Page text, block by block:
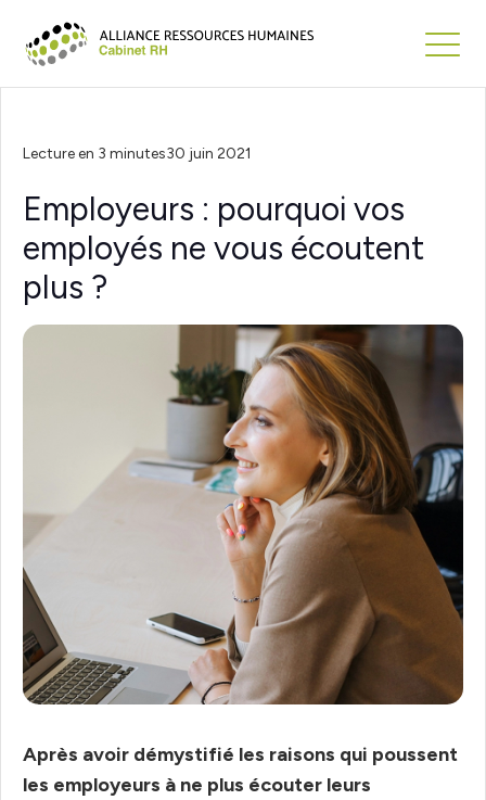
Lecture en 3 minutes30 juin 2021
Employeurs : pourquoi vos
employés ne vous écoutent
plus ?
Après avoir démystifié les raisons qui poussent
les employeurs à ne plus écouter leurs